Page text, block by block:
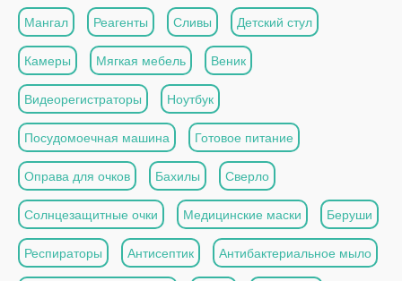
Мангал Реагенты Сливы Детский стул
Камеры Мягкая мебель Веник
Видеорегистраторы Ноутбук
Посудомоечная машина Готовое питание
Оправа для очков Бахилы Сверло
Солнцезащитные очки Медицинские маски Беруши
Респираторы Антисептик Антибактериальное мыло